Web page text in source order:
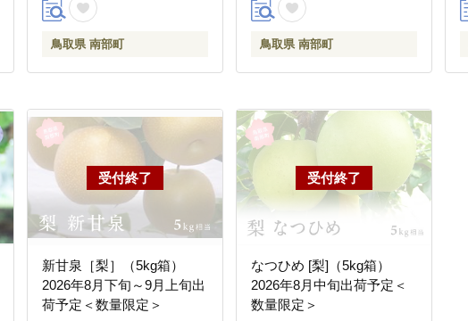
鳥取県 南部町 鳥取県 南部町
新甘泉［梨］（5kg箱）
2026年8月下旬～9月上旬出
荷予定＜数量限定＞
なつひめ [梨]（5kg箱）
2026年8月中旬出荷予定＜
数量限定＞